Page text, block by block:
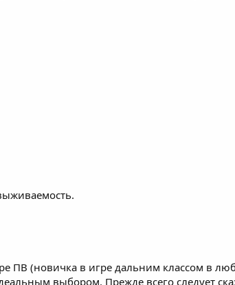
ПВ (новичка в игре дальним классом в
выбором. Прежде всего следует